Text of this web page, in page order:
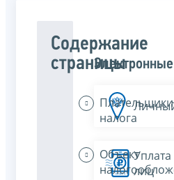
Содержание
страницы
Плательщики
налога
Объект
лиц